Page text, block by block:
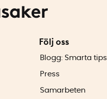
Följ oss
Blogg: Smarta tips
Press
Samarbeten